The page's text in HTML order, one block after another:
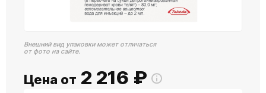
Внешний вид упаковки может отличаться
от фото на сайте.
Цена от 2 216 ₽